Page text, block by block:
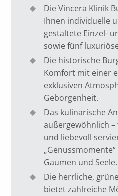
Die Vincera Klinik
Ihnen individuelle
gestaltete Einzel-
sowie fünf
Die historische
Komfort mit einer
exklusiven
Geborgenheit.
Das kulinarische
außergewöhnlich
und liebevoll
Gaumen und Seele.
Die herrliche,
bietet zahlreiche